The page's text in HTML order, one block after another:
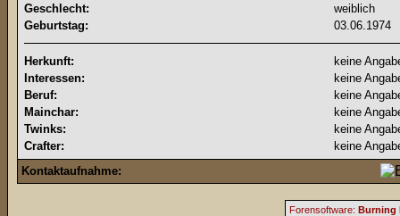
Geschlecht:
weiblich
Geburtstag:
03.06.1974
Herkunft:
keine
Interessen:
keine
Beruf:
keine
Mainchar:
keine
Twinks:
keine
Crafter:
keine
Kontaktaufnahme:
Forensoftware: Burning